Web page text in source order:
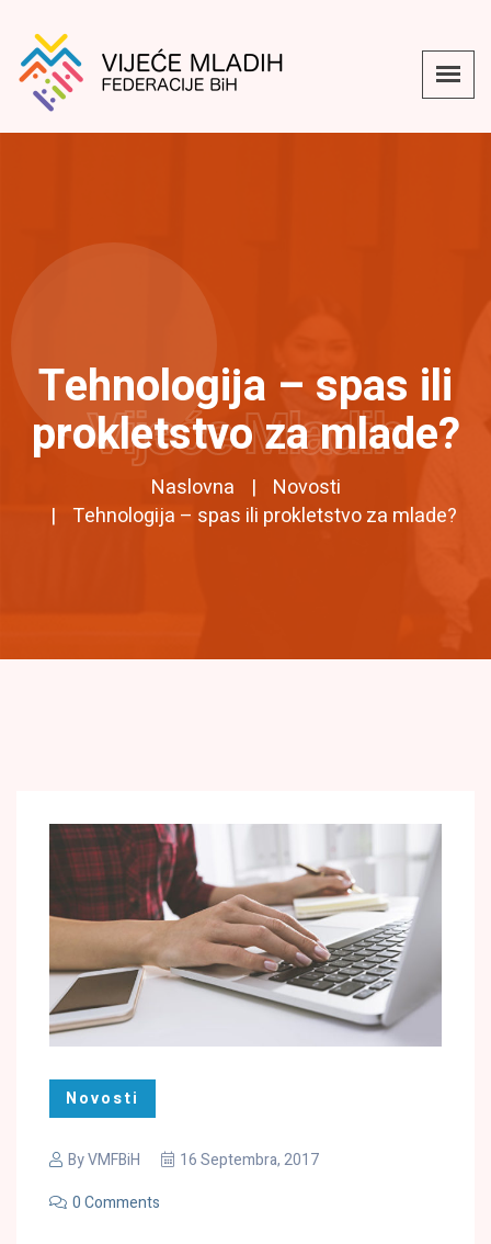
Tehnologija – spas ili
prokletstvo za mlade?
Naslovna
Novosti
Tehnologija – spas ili prokletstvo za mlade?
Vijeće Mladih
Novosti
ByVMFBiH
16 Septembra, 2017
0 Comments